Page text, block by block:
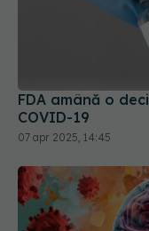
FDA amână o
COVID-19
07 apr 2025, 14:45